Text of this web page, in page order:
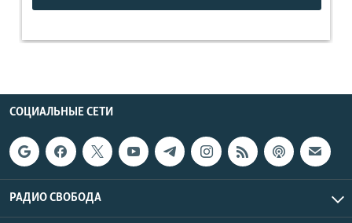
СОЦИАЛЬНЫЕ СЕТИ
РАДИО СВОБОДА